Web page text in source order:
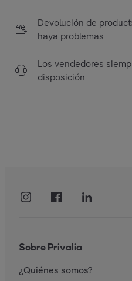
Devolución de
haya problemas
Los vendedores
disposición
Sobre Privalia
¿Quiénes somos?